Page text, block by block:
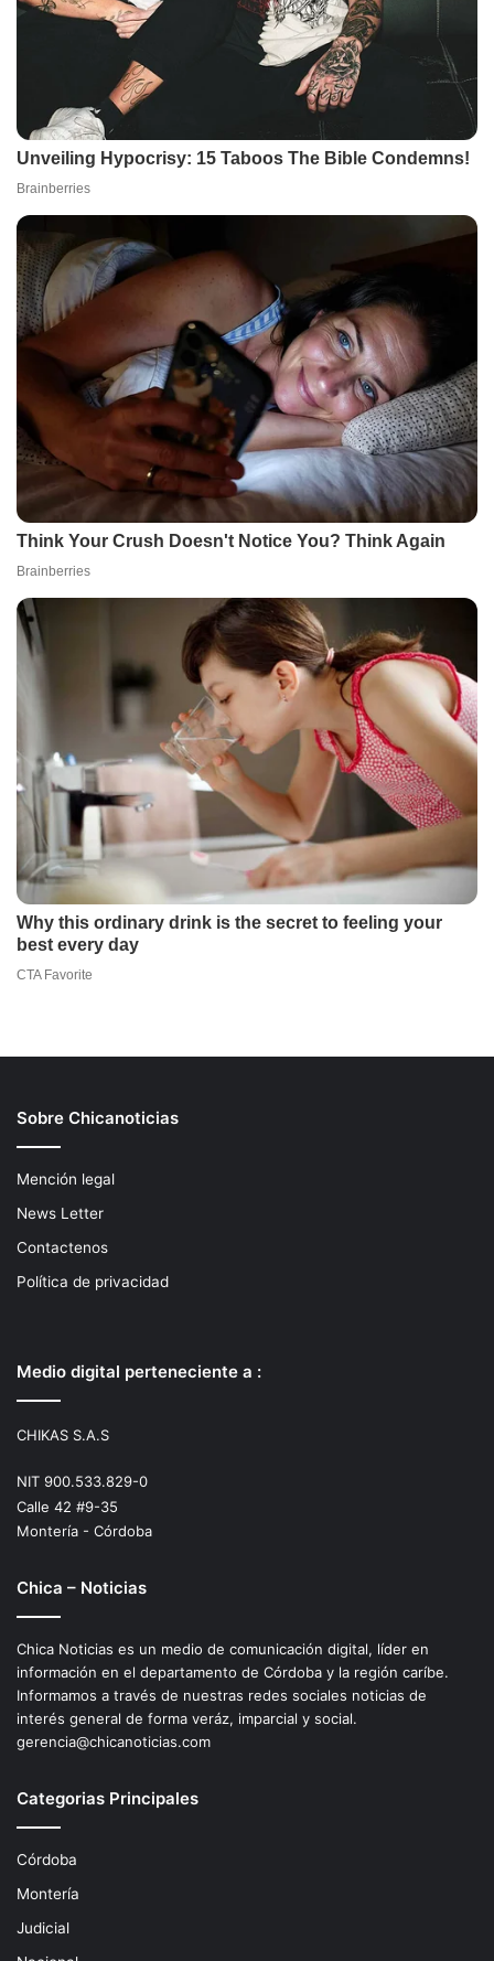
Sobre Chicanoticias
Mención legal
News Letter
Contactenos
Política de privacidad
Medio digital perteneciente a :
CHIKAS S.A.S
NIT 900.533.829-0
Calle 42 #9-35
Montería - Córdoba
Chica – Noticias
Chica Noticias es un medio de comunicación digital, líder en
información en el departamento de Córdoba y la región caríbe.
Informamos a través de nuestras redes sociales noticias de
interés general de forma veráz, imparcial y social.
gerencia@chicanoticias.com
Categorias Principales
Córdoba
Montería
Judicial